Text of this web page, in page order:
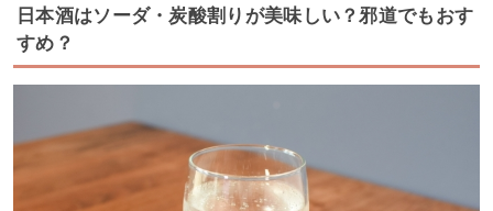
日本酒はソーダ・炭酸割りが美味しい？邪道でもおす
すめ？